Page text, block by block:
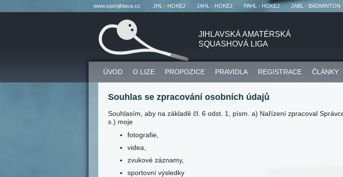
www.sportjihlava.cz: JHL - HOKEJ JAHL - HOKEJ PAHL - HOKEJ JABL - BADMINTON
JIHLAVSKÁ AMATÉRSKÁ
SQUASHOVÁ LIGA
ÚVOD O LIZE PROPOZICE PRAVIDLA REGISTRACE ČLÁNKY
Souhlas se zpracování osobních údajů
Souhlasím, aby na základě čl. 6 odst. 1, písm. a) Nařízení zpracoval
s.) moje
fotografie,
videa,
zvukové záznamy,
sportovní výsledky